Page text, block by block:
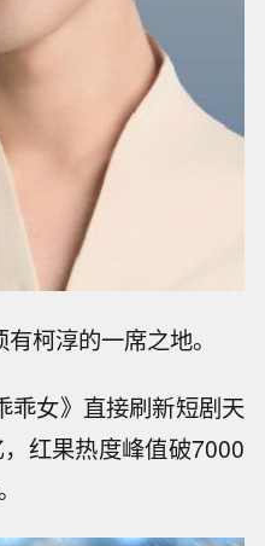
柯淳的一席之地。
乖女》直接刷新短剧天
红果热度峰值破7000